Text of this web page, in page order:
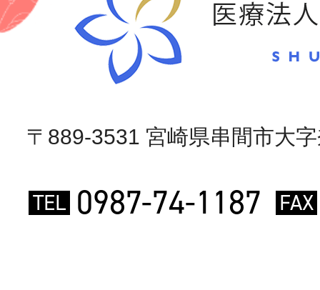
〒889-3531 宮崎県串間市大
TEL 0987-74-1187 FAX